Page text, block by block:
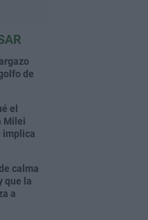
de
el
Milei
implica
calma
que la
a